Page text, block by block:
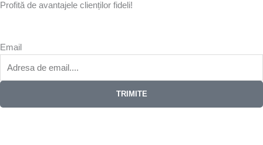
Profită de avantajele clienților fideli!
Email
TRIMITE